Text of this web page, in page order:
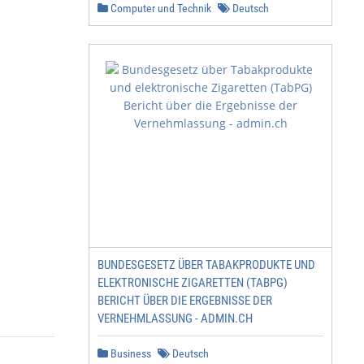
Computer und Technik Deutsch
BUNDESGESETZ ÜBER TABAKPRODUKTE UND
ELEKTRONISCHE ZIGARETTEN (TABPG)
BERICHT ÜBER DIE ERGEBNISSE DER
VERNEHMLASSUNG - ADMIN.CH
Business Deutsch